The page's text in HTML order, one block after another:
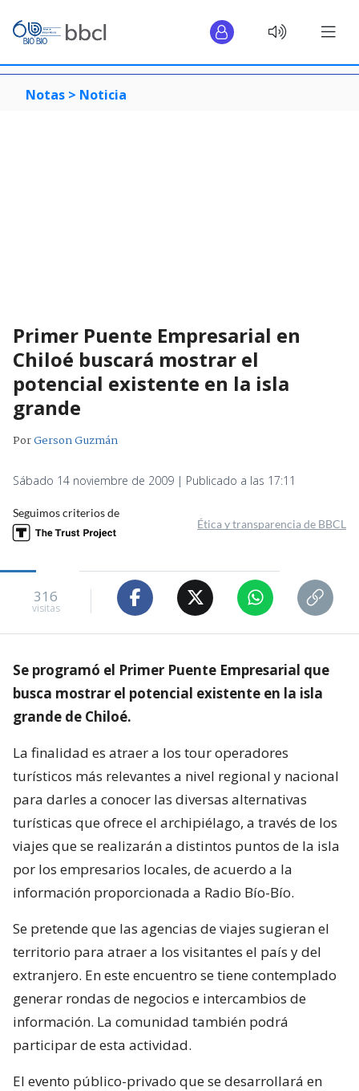
Notas > Noticia
Primer Puente Empresarial en
Chiloé buscará mostrar el
potencial existente en la isla
grande
PorGerson Guzmán
Sábado 14 noviembre de 2009 | Publicado a las 17:11
Seguimos criterios de
Ética y transparencia de BBCL
316
visitas
Se programó el Primer Puente Empresarial que
busca mostrar el potencial existente en la isla
grande de Chiloé.
La finalidad es atraer a los tour operadores
turísticos más relevantes a nivel regional y nacional
para darles a conocer las diversas alternativas
turísticas que ofrece el archipiélago, a través de los
viajes que se realizarán a distintos puntos de la isla
por los empresarios locales, de acuerdo a la
información proporcionada a Radio Bío-Bío.
Se pretende que las agencias de viajes sugieran el
territorio para atraer a los visitantes el país y del
extranjero. En este encuentro se tiene contemplado
generar rondas de negocios e intercambios de
información. La comunidad también podrá
participar de esta actividad.
El evento público-privado que se desarrollará en